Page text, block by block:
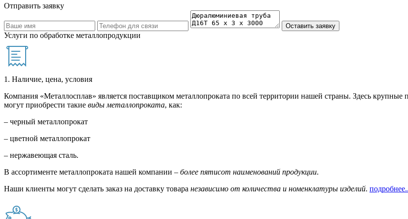
Отправить заявку
Услуги по обработке металлопродукции
1. Наличие, цена, условия
Компания «Металлосплав» является поставщиком металлопроката по всей территории нашей страны. Здесь
могут приобрести такие виды металлопроката, как:
– черный металлопрокат
– цветной металлопрокат
– нержавеющая сталь.
В ассортименте металлопроката нашей компании – более пятисот наименований продукции.
Наши клиенты могут сделать заказ на доставку товара независимо от количества и номенклатуры изделий.